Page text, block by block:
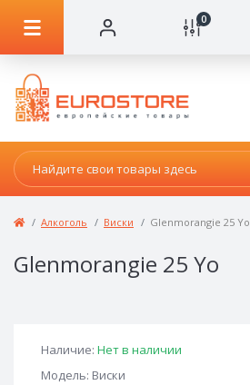
0
Алкоголь Виски Glenmorangie 25 Yo
Glenmorangie 25 Yo
Наличие: Нет в наличии
Модель: Виски